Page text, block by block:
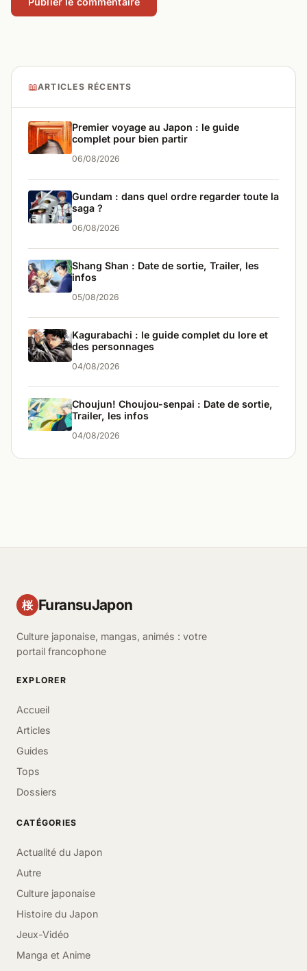
📖ARTICLES RÉCENTS
Premier voyage au Japon : le guide
complet pour bien partir
06/08/2026
Gundam : dans quel ordre regarder toute la
saga ?
06/08/2026
Shang Shan : Date de sortie, Trailer, les
infos
05/08/2026
Kagurabachi : le guide complet du lore et
des personnages
04/08/2026
Choujun! Choujou-senpai : Date de sortie,
Trailer, les infos
04/08/2026
桜 FuransuJapon
Culture japonaise, mangas, animés : votre
portail francophone
EXPLORER
Accueil
Articles
Guides
Tops
Dossiers
CATÉGORIES
Actualité du Japon
Autre
Culture japonaise
Histoire du Japon
Jeux-Vidéo
Manga et Anime